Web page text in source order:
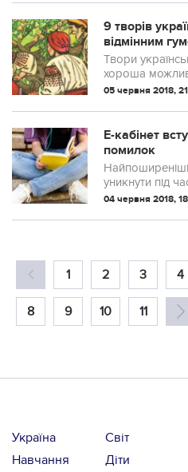
національний
Шевченка.
9 творів
відмінним
Твори
хороша
буденності,
культуру
підібрати
посміятися.
05 червня 2018,
Е-кабінет
помилок
уникнути під
вишів.
04 червня 2018,
1 2 3 4
8 9 10 11
Україна
Світ
Навчання
Діти